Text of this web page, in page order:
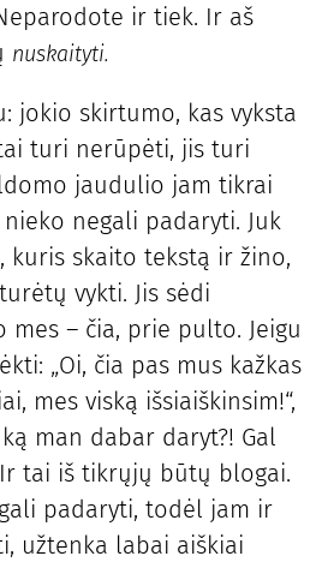
ir tiek. Ir aš
nuskaityti.
jokio skirtumo, kas vyksta
turi nerūpėti, jis turi
jaudulio jam tikrai
negali padaryti. Juk
kuris skaito tekstą ir žino,
vykti. Jis sėdi
– čia, prie pulto. Jeigu
„Oi, čia pas mus kažkas
mes viską išsiaiškinsim!“,
man dabar daryt?! Gal
Ir tai iš tikrųjų būtų blogai.
padaryti, todėl jam ir
užtenka labai aiškiai